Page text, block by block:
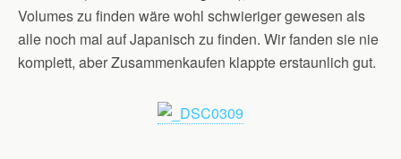
Volumes zu finden wäre wohl schwieriger gewesen als
alle noch mal auf Japanisch zu finden. Wir fanden sie nie
komplett, aber Zusammenkaufen klappte erstaunlich gut.